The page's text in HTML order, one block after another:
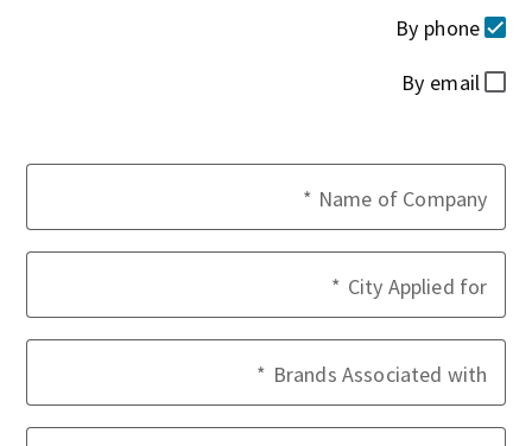
By phone
By email
Name of Company
City Applied for
Brands Associated with